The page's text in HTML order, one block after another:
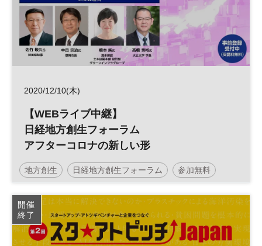
2020/12/10(木)
【WEBライブ中継】
日経地方創生フォーラム
アフターコロナの新しい形
地方創生 日経地方創生フォーラム 参加無料
開催
終了